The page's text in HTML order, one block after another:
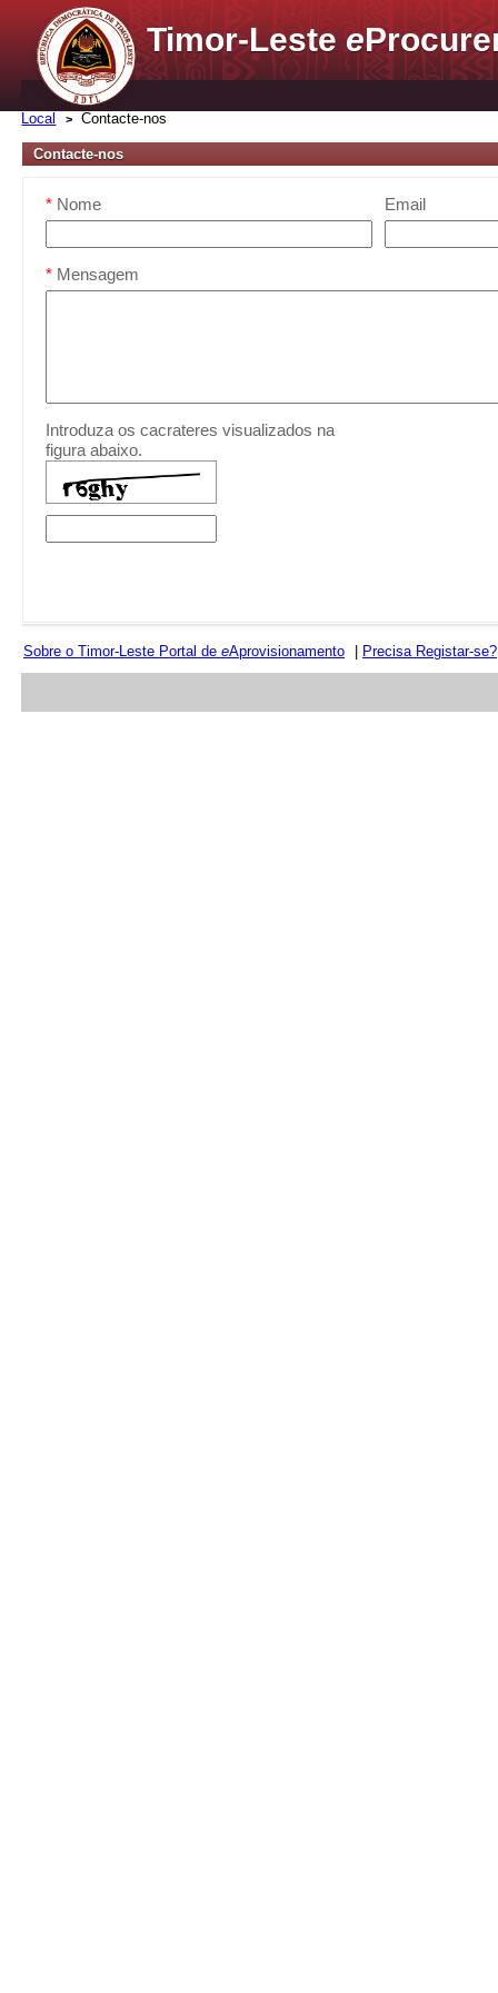
Timor-Lestee
Local Contacte-nos
Contacte-nos
* Nome Email
* Mensagem
Introduza os cacrateres visualizados na
figura abaixo.
Sobre o Timor-Leste Portal de eAprovisionamento | Precisa Registar-se?